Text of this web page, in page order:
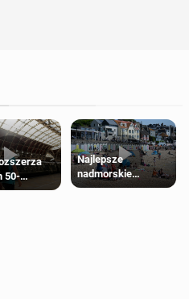
50-
Najlepsze
nadmorskie
miasteczko blisko